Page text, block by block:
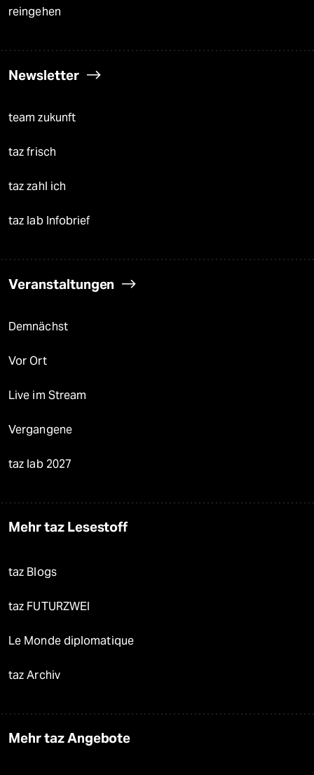
reingehen
Newsletter
team zukunft
taz frisch
taz zahl ich
taz lab Infobrief
Veranstaltungen
Demnächst
Vor Ort
Live im Stream
Vergangene
taz lab 2027
Mehr taz Lesestoff
taz Blogs
taz FUTURZWEI
Le Monde diplomatique
taz Archiv
Mehr taz Angebote